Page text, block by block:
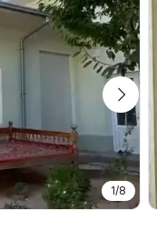
1/8